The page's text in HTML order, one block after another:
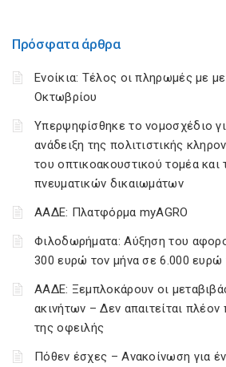
Πρόσφατα άρθρα
Ενοίκια: Τέλος οι πληρωμές με
Οκτωβρίου
Υπερψηφίσθηκε το νομοσχέδιο
ανάδειξη της πολιτιστικής
του οπτικοακουστικού τομέα και
πνευματικών δικαιωμάτων
ΑΑΔΕ: Πλατφόρμα myAGRO
Φιλοδωρήματα: Αύξηση του
300 ευρώ τον μήνα σε 6.000 ευρώ
ΑΑΔΕ: Ξεμπλοκάρουν οι
ακινήτων – Δεν απαιτείται
της οφειλής
Πόθεν έσχες – Ανακοίνωση για